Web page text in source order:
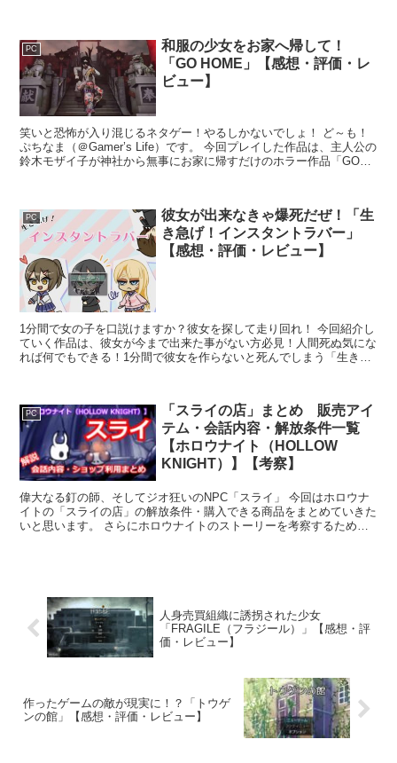
PC
和服の少女をお家へ帰して！
「GO HOME」【感想・評価・レ
ビュー】
笑いと恐怖が入り混じるネタゲー！やるしかないでしょ！ ど～も！
ぷちなま（＠Gamer’s Life）です。 今回プレイした作品は、主人公の
鈴木モザイ子が神社から無事にお家に帰すだけのホラー作品「GO
PC
彼女が出来なきゃ爆死だぜ！「生
き急げ！インスタントラバー」
【感想・評価・レビュー】
1分間で女の子を口説けますか？彼女を探して走り回れ！ 今回紹介し
ていく作品は、彼女が今まで出来た事がない方必見！人間死ぬ気にな
れば何でもできる！1分間で彼女を作らないと死んでしまう「生き急
PC
「スライの店」まとめ 販売アイ
テム・会話内容・解放条件一覧
【ホロウナイト（HOLLOW
KNIGHT）】【考察】
偉大なる釘の師、そしてジオ狂いのNPC「スライ」 今回はホロウナ
イトの「スライの店」の解放条件・購入できる商品をまとめていきた
いと思います。 さらにホロウナイトのストーリーを考察するため
人身売買組織に誘拐された少女
「FRAGILE（フラジール）」【感想・評
価・レビュー】
作ったゲームの敵が現実に！？「トウゲ
ンの館」【感想・評価・レビュー】